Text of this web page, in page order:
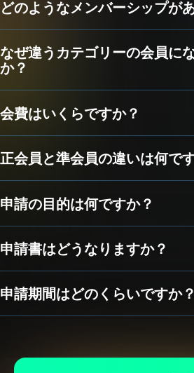
どのようなメンバーシップが
なぜ違うカテゴリーの会員に
か？
会費はいくらですか？
正会員と準会員の違いは何で
申請の目的は何ですか？
申請書はどうなりますか？
申請期間はどのくらいですか？